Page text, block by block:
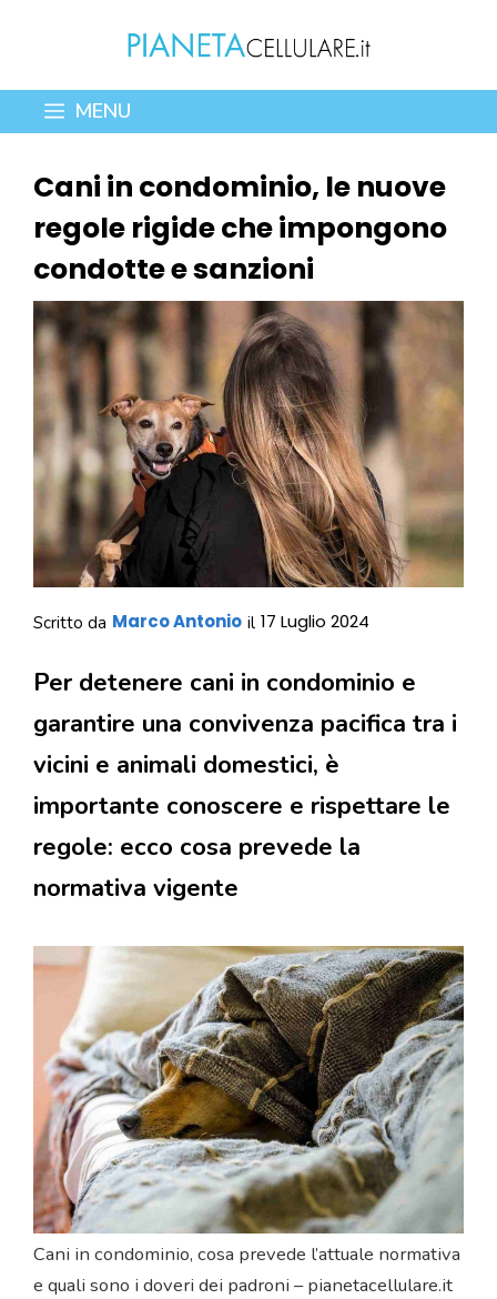
contenuto
MENU
Cani in condominio, le nuove
regole rigide che impongono
condotte e sanzioni
Scritto da Marco Antonio il 17 Luglio 2024
Per detenere cani in condominio e
garantire una convivenza pacifica tra i
vicini e animali domestici, è
importante conoscere e rispettare le
regole: ecco cosa prevede la
normativa vigente
Cani in condominio, cosa prevede l’attuale normativa
e quali sono i doveri dei padroni – pianetacellulare.it